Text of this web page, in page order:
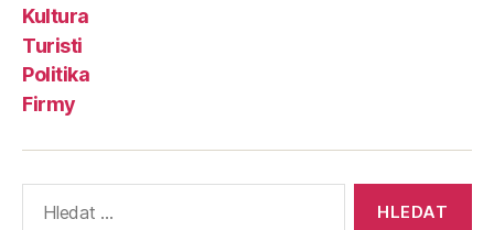
Kultura
Turisti
Politika
Firmy
vyhledávání: